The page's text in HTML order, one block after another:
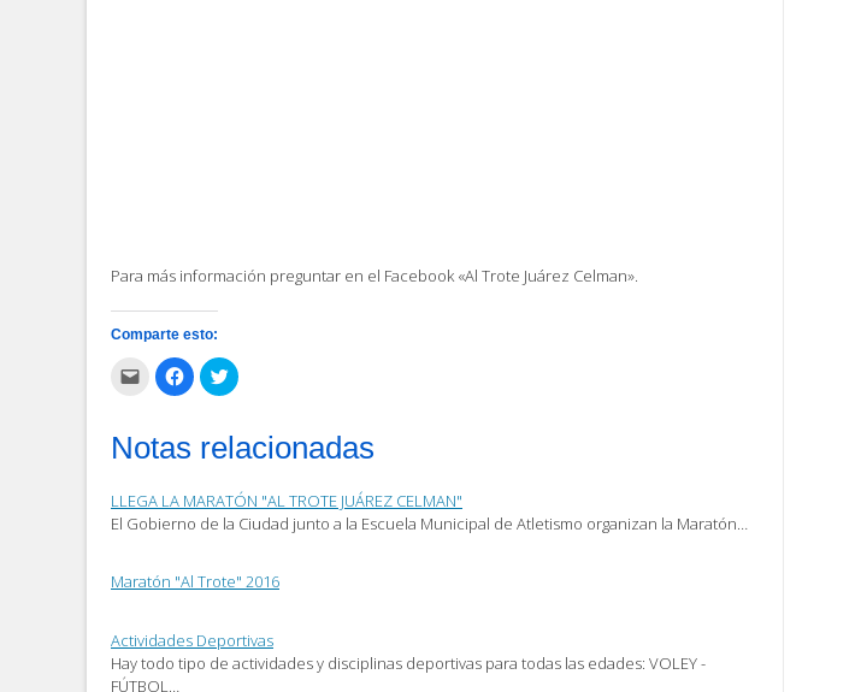
Para más información preguntar en el Facebook «Al Trote Juárez Celman».
Comparte esto:
Haz
clic
para
correo
electrónico
amigo
(Se
abre
ventana
nueva)
Haz
clic
para
Facebook
(Se
una
ventana
nueva)
Haz
clic
Twitter
(Se
en
una
ventana
nueva)
Notas relacionadas
LLEGA LA MARATÓN "AL TROTE JUÁREZ CELMAN"
El Gobierno de la Ciudad junto a la Escuela Municipal de Atletismo organizan la Maratón…
Maratón "Al Trote" 2016
Actividades Deportivas
Hay todo tipo de actividades y disciplinas deportivas para todas las edades: VOLEY -
FÚTBOL…